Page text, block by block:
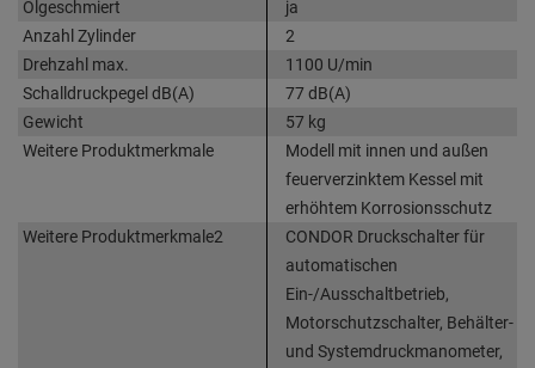
Ölgeschmiert
ja
Anzahl Zylinder
2
Drehzahl max.
1100 U/min
Schalldruckpegel dB(A)
77 dB(A)
Gewicht
57 kg
Weitere Produktmerkmale
Modell mit innen und außen
feuerverzinktem Kessel mit
erhöhtem Korrosionsschutz
Weitere Produktmerkmale2
CONDOR Druckschalter für
automatischen
Ein-/Ausschaltbetrieb,
Motorschutzschalter, Behälter-
und Systemdruckmanometer,